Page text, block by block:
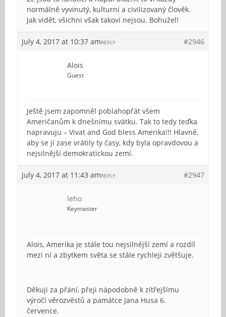
normálně vyvinutý, kulturní a civilizovaný člověk.
Jak vidět, všichni však takoví nejsou. Bohužel!
July 4, 2017 at 10:37 am #2946
REPLY
Alois
Guest
Ještě jsem zapomněl poblahopřát všem
Američanům k dnešnímu svátku. Tak to tedy teďka
napravuju – Vivat and God bless Amerika!!! Hlavně,
aby se jí zase vrátily ty časy, kdy byla opravdovou a
nejsilnější demokratickou zemí.
July 4, 2017 at 11:43 am #2947
REPLY
leho
Keymaster
Alois, Amerika je stále tou nejsilnější zemí a rozdíl
mezi ní a zbytkem světa se stále rychleji zvětšuje.
Děkuji za přání, přeji nápodobně k zítřejšímu
výročí věrozvěstů a památce Jana Husa 6.
července.